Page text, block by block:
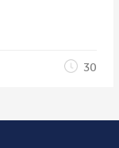
30